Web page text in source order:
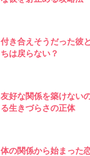
付き合えそうだった彼
ちは戻らない？
友好な関係を築けない
る生きづらさの正体
体の関係から始まった